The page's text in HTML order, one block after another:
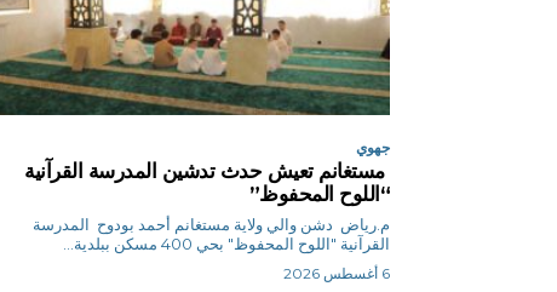
جهوي
مستغانم تعيش حدث تدشين المدرسة القرآنية
“اللوح المحفوظ”
م.رياض دشن والي ولاية مستغانم أحمد بودوح المدرسة
القرآنية "اللوح المحفوظ" بحي 400 مسكن ببلدية...
6 أغسطس 2026